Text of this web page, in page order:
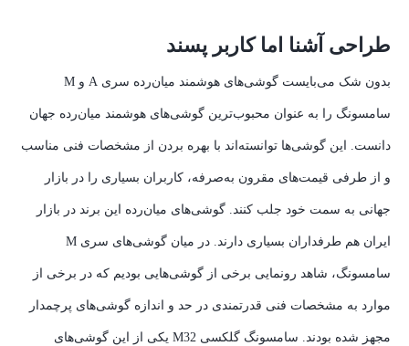
طراحی آشنا اما کاربر پسند
بدون شک می‌بایست گوشی‌های هوشمند میان‌رده سری A و M
سامسونگ را به عنوان محبوب‌ترین گوشی‌های هوشمند میان‌رده جهان
دانست. این گوشی‌ها توانسته‌اند با بهره بردن از مشخصات فنی مناسب
و از طرفی قیمت‌های مقرون به‌صرفه، کاربران بسیاری را در بازار
جهانی به سمت خود جلب کنند. گوشی‌های میان‌رده این برند در بازار
ایران هم طرفداران بسیاری دارند. در میان گوشی‌های سری M
سامسونگ، شاهد رونمایی برخی از گوشی‌هایی بودیم که در برخی از
موارد به مشخصات فنی قدرتمندی در حد و اندازه گوشی‌های پرچمدار
مجهز شده بودند. سامسونگ گلکسی M32 یکی از این گوشی‌های